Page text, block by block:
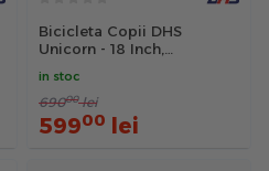
Bicicleta Copii DHS
Unicorn - 18 Inch,
in stoc
69000 lei
59900 lei